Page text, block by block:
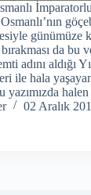
günümüze
da bu
adını aldığı
ile hala
yazımızda
02 Aralık